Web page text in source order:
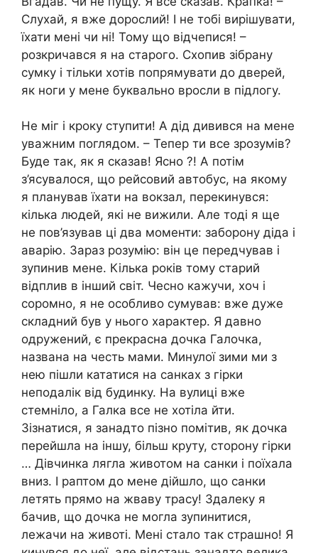
Слухай, я вже дорослий! І не тобі вирішувати,
їхати мені чи ні! Тому що відчепися! –
розкричався я на старого. Схопив зібрану
сумку і тільки хотів попрямувати до дверей,
як ноги у мене буквально вросли в підлогу.
Не міг і кроку ступити! А дід дивився на мене
уважним поглядом. – Тепер ти все зрозумів?
Буде так, як я сказав! Ясно ?! А потім
з’ясувалося, що рейсовий автобус, на якому
я планував їхати на вокзал, перекинувся:
кілька людей, які не вижили. Але тоді я ще
не пов’язував ці два моменти: заборону діда і
аварію. Зараз розумію: він це передчував і
зупинив мене. Кілька років тому старий
відплив в інший світ. Чесно кажучи, хоч і
соромно, я не особливо сумував: вже дуже
складний був у нього характер. Я давно
одружений, є прекрасна дочка Галочка,
названа на честь мами. Минулої зими ми з
нею пішли кататися на санках з гірки
неподалік від будинку. На вулиці вже
стемніло, а Галка все не хотіла йти.
Зізнатися, я занадто пізно помітив, як дочка
перейшла на іншу, більш круту, сторону гірки
… Дівчинка лягла животом на санки і поїхала
вниз. І раптом до мене дійшло, що санки
летять прямо на жваву трасу! Здалеку я
бачив, що дочка не могла зупинитися,
лежачи на животі. Мені стало так страшно! Я